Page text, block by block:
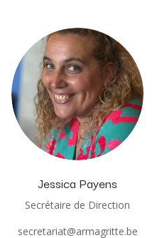
Jessica Payens
Secrétaire de Direction
secretariat@armagritte.be